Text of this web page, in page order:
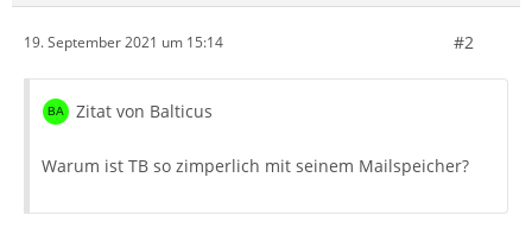
19. September 2021 um 15:14 #2
Zitat von Balticus
Warum ist TB so zimperlich mit seinem Mailspeicher?